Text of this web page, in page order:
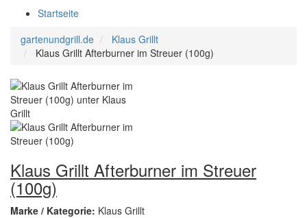
Startseite
gartenundgrill.de
Klaus Grillt
Klaus Grillt Afterburner im Streuer (100g)
Klaus Grillt Afterburner im Streuer
(100g)
Marke / Kategorie: Klaus Grillt